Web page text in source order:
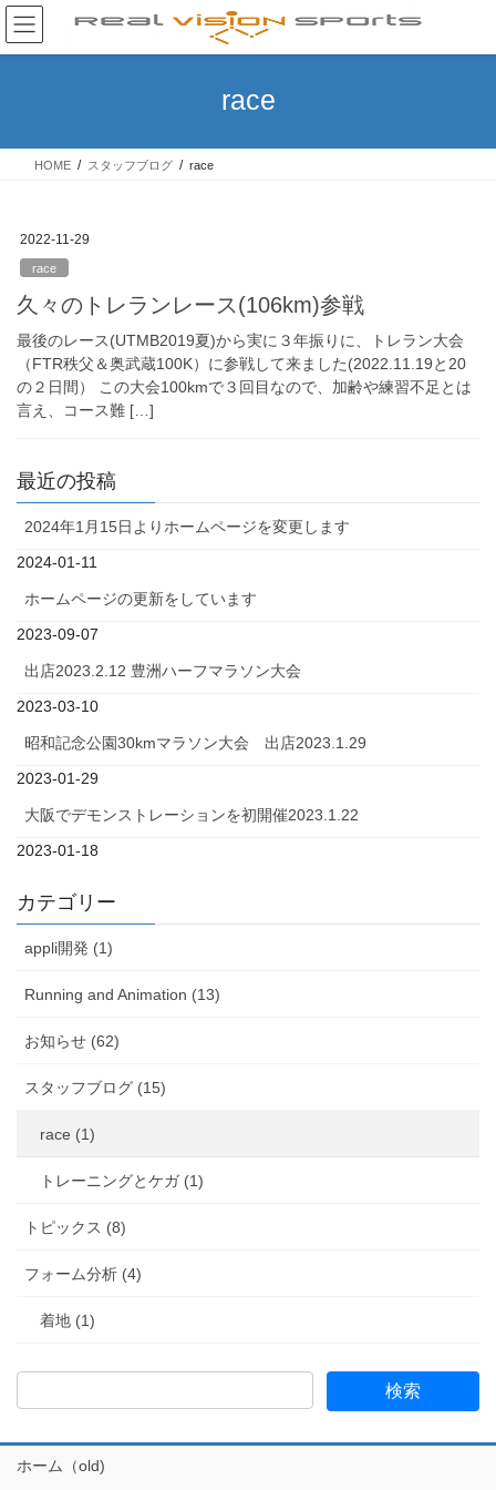
コ
ン
テ
ス
ナ
ビ
ゲ
ン
race
HOME スタッフブログ race
2022-11-29
race
久々のトレランレース(106km)参戦
最後のレース(UTMB2019夏)から実に３年振りに、トレラン大会
（FTR秩父＆奥武蔵100K）に参戦して来ました(2022.11.19と20
の２日間） この大会100kmで３回目なので、加齢や練習不足とは
言え、コース難 […]
最近の投稿
2024年1月15日よりホームページを変更します
2024-01-11
ホームページの更新をしています
2023-09-07
出店2023.2.12 豊洲ハーフマラソン大会
2023-03-10
昭和記念公園30kmマラソン大会 出店2023.1.29
2023-01-29
大阪でデモンストレーションを初開催2023.1.22
2023-01-18
カテゴリー
appli開発 (1)
Running and Animation (13)
お知らせ (62)
スタッフブログ (15)
race (1)
トレーニングとケガ (1)
トピックス (8)
フォーム分析 (4)
着地 (1)
ホーム（old)